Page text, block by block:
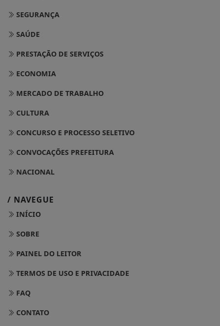
SEGURANÇA
SAÚDE
PRESTAÇÃO DE SERVIÇOS
ECONOMIA
MERCADO DE TRABALHO
CULTURA
CONCURSO E PROCESSO SELETIVO
CONVOCAÇÕES PREFEITURA
NACIONAL
/ NAVEGUE
INÍCIO
SOBRE
PAINEL DO LEITOR
TERMOS DE USO E PRIVACIDADE
FAQ
CONTATO